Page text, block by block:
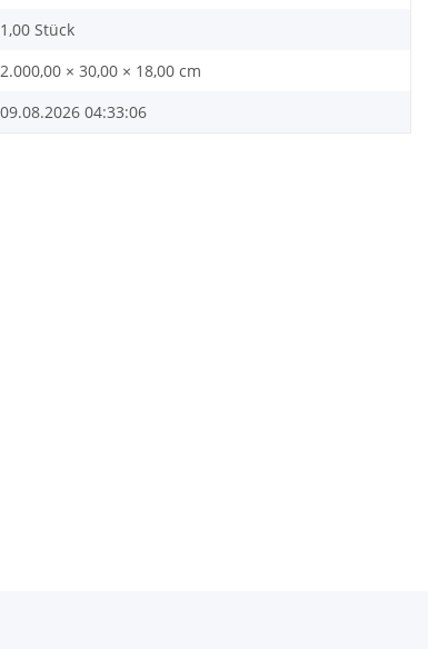
1,00 Stück
2.000,00 × 30,00 × 18,00 cm
09.08.2026 04:33:06